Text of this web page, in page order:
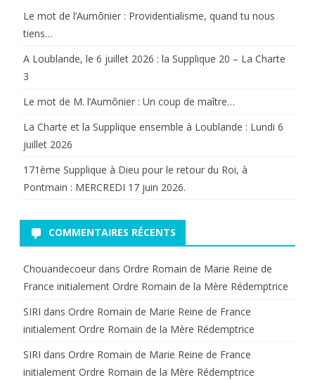
peuple
Le mot de l’Aumônier : Providentialisme, quand tu nous
tiens…
A Loublande, le 6 juillet 2026 : la Supplique 20 – La Charte
3
Le mot de M. l’Aumônier : Un coup de maître…
La Charte et la Supplique ensemble à Loublande : Lundi 6
juillet 2026
171ème Supplique à Dieu pour le retour du Roi, à
Pontmain : MERCREDI 17 juin 2026.
COMMENTAIRES RÉCENTS
Chouandecoeur dans Ordre Romain de Marie Reine de
France initialement Ordre Romain de la Mère Rédemptrice
SIRI dans Ordre Romain de Marie Reine de France
initialement Ordre Romain de la Mère Rédemptrice
SIRI dans Ordre Romain de Marie Reine de France
initialement Ordre Romain de la Mère Rédemptrice